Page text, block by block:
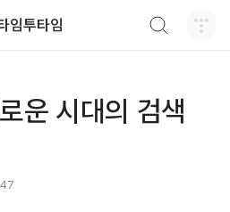
임투타임
운 시대의 검색